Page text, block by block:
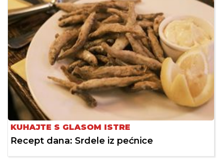
KUHAJTE S GLASOM ISTRE
Recept dana: Srdele iz pećnice